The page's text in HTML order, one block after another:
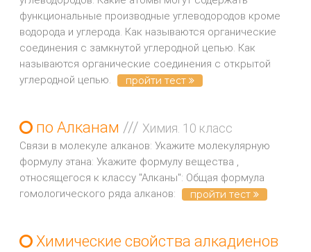
функциональные производные углеводородов кроме
водорода и углерода. Как называются органические
соединения с замкнутой углеродной цепью. Как
называются органические соединения с открытой
углеродной цепью.
пройти тест
по Алканам /// Химия. 10 класс
Связи в молекуле алканов: Укажите молекулярную
формулу этана: Укажите формулу вещества ,
относящегося к классу "Алканы": Общая формула
гомологического ряда алканов:
пройти тест
Химические свойства алкадиенов